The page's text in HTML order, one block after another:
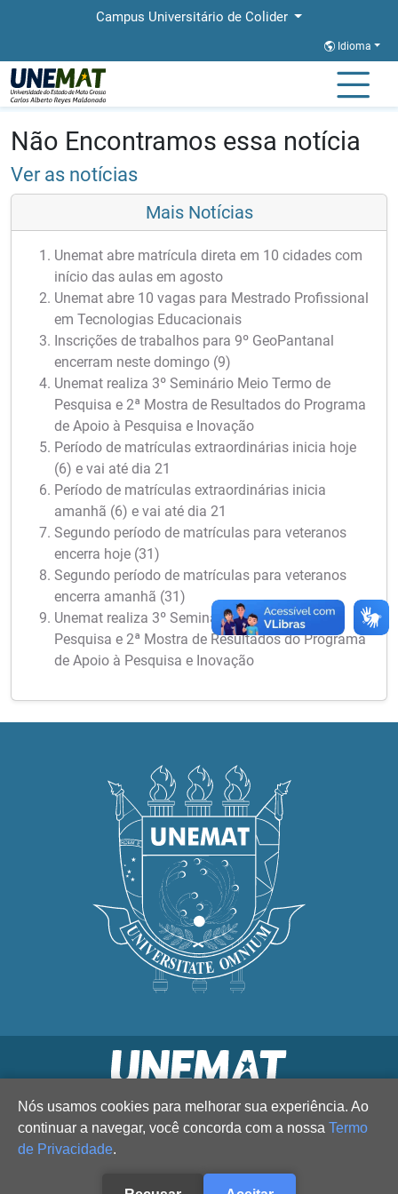
Campus Universitário de Colider
Idioma
Página Inicial
Não Encontramos essa notícia
Ver as notícias
Mais Notícias
Unemat abre matrícula direta em 10 cidades com
início das aulas em agosto
Unemat abre 10 vagas para Mestrado Profissional
em Tecnologias Educacionais
Inscrições de trabalhos para 9º GeoPantanal
encerram neste domingo (9)
Unemat realiza 3º Seminário Meio Termo de
Pesquisa e 2ª Mostra de Resultados do Programa
de Apoio à Pesquisa e Inovação
Período de matrículas extraordinárias inicia hoje
(6) e vai até dia 21
Período de matrículas extraordinárias inicia
amanhã (6) e vai até dia 21
Segundo período de matrículas para veteranos
encerra hoje (31)
Segundo período de matrículas para veteranos
encerra amanhã (31)
Unemat realiza 3º Seminário Meio Termo de
Pesquisa e 2ª Mostra de Resultados do Programa
de Apoio à Pesquisa e Inovação
Nós usamos cookies para melhorar sua experiência. Ao
continuar a navegar, você concorda com a nossa Termo
de Privacidade.